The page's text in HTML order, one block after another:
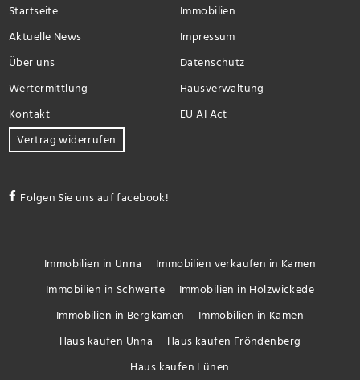
Startseite
Immobilien
Aktuelle News
Impressum
Über uns
Datenschutz
Wertermittlung
Hausverwaltung
Kontakt
EU AI Act
Vertrag widerrufen
Folgen Sie uns auf facebook!
Immobilien in Unna
Immobilien verkaufen in Kamen
Immobilien in Schwerte
Immobilien in Holzwickede
Immobilien in Bergkamen
Immobilien in Kamen
Haus kaufen Unna
Haus kaufen Fröndenberg
Haus kaufen Lünen